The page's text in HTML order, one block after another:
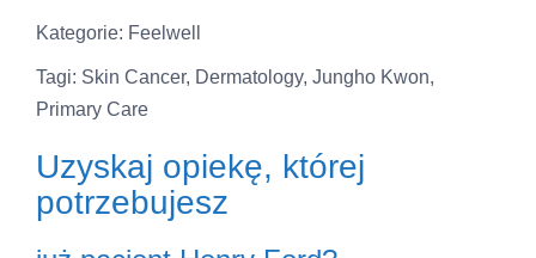
Kategorie: Feelwell
Tagi: Skin Cancer, Dermatology, Jungho Kwon,
Primary Care
Uzyskaj opiekę, której
potrzebujesz